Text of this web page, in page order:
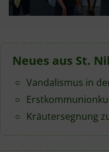
Neues aus St.
Vandalismus in
Kräutersegnung